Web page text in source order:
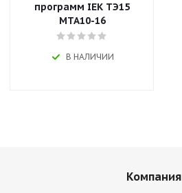
программ IEK ТЭ15
MTA10-16
В НАЛИЧИИ
Компания